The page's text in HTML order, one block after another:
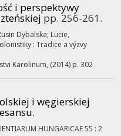
i perspektywy
pp. 256-261.
Dybalska; Lucie,
: Tradice a výzvy
Karolinum, (2014) p. 302
i węgierskiej
HUNGARICAE55 : 2